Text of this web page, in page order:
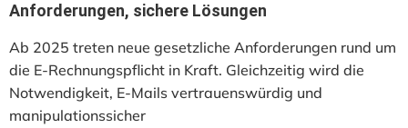
Anforderungen, sichere Lösungen
Ab 2025 treten neue gesetzliche Anforderungen rund um
die E-Rechnungspflicht in Kraft. Gleichzeitig wird die
Notwendigkeit, E-Mails vertrauenswürdig und
manipulationssicher